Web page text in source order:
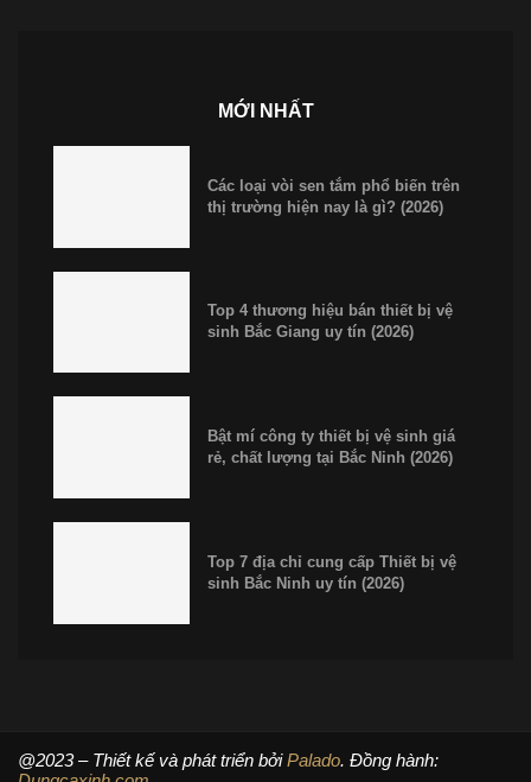
MỚI NHẤT
Các loại vòi sen tắm phổ biến trên
thị trường hiện nay là gì? (2026)
Top 4 thương hiệu bán thiết bị vệ
sinh Bắc Giang uy tín (2026)
Bật mí công ty thiết bị vệ sinh giá
rẻ, chất lượng tại Bắc Ninh (2026)
Top 7 địa chỉ cung cấp Thiết bị vệ
sinh Bắc Ninh uy tín (2026)
@2023 – Thiết kế và phát triển bởiPalado. Đồng hành: